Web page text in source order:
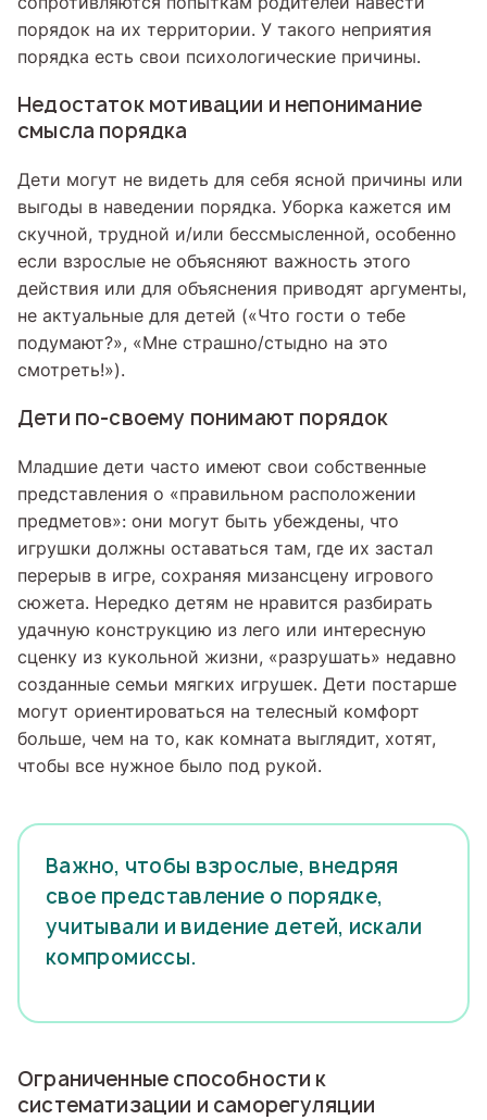
порядок на их территории. У такого неприятия
порядка есть свои психологические причины.
Недостаток мотивации и непонимание
смысла порядка
Дети могут не видеть для себя ясной причины или
выгоды в наведении порядка. Уборка кажется им
скучной, трудной и/или бессмысленной, особенно
если взрослые не объясняют важность этого
действия или для объяснения приводят аргументы,
не актуальные для детей («Что гости о тебе
подумают?», «Мне страшно/стыдно на это
смотреть!»).
Дети по-своему понимают порядок
Младшие дети часто имеют свои собственные
представления о «правильном расположении
предметов»: они могут быть убеждены, что
игрушки должны оставаться там, где их застал
перерыв в игре, сохраняя мизансцену игрового
сюжета. Нередко детям не нравится разбирать
удачную конструкцию из лего или интересную
сценку из кукольной жизни, «разрушать» недавно
созданные семьи мягких игрушек. Дети постарше
могут ориентироваться на телесный комфорт
больше, чем на то, как комната выглядит, хотят,
чтобы все нужное было под рукой.
Важно, чтобы взрослые, внедряя
свое представление о порядке,
учитывали и видение детей, искали
компромиссы.
Ограниченные способности к
систематизации и саморегуляции